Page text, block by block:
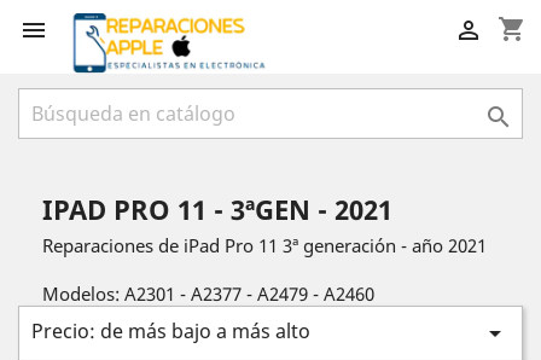
 shopping_cart


IPAD PRO 11 - 3ªGEN - 2021
Reparaciones de iPad Pro 11 3ª generación - año 2021
Modelos: A2301 - A2377 - A2479 - A2460
Precio: de más bajo a más alto 